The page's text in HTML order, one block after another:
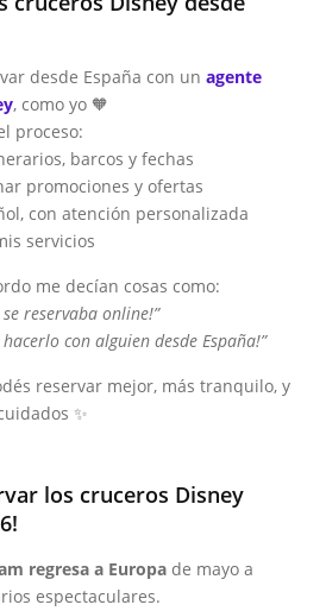
desde España con unagente
, como yo 🧡
proceso:
barcos y fechas
promociones y ofertas
con atención personalizada
servicios
me decían cosas como:
se reservaba online!”
con alguien desde España!”
reservar mejor, más tranquilo, y
✨
los cruceros Disney
regresa a Europa de mayo a
espectaculares.